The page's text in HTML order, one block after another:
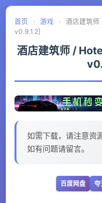
首页 › 游戏 ›
酒店建筑
v0.9.1.2]
酒店建筑师 /
如需下载，请注意资
如有问题请留言。
百度网盘 夸